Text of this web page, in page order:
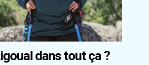
dans tout ça ?